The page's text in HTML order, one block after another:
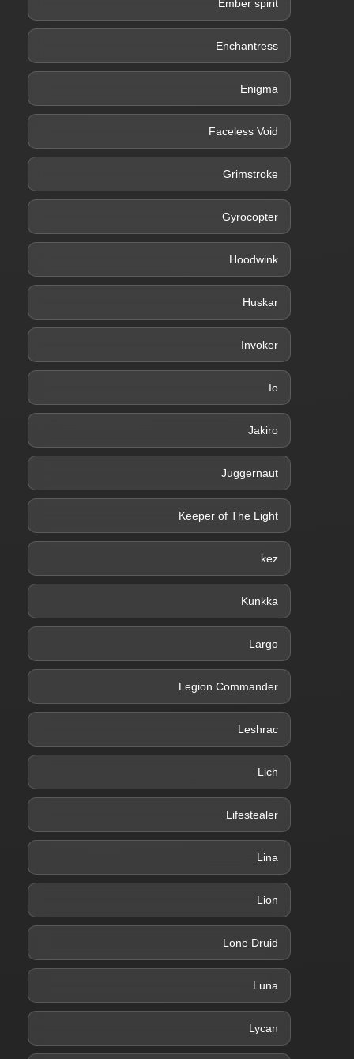
Ember spirit
Enchantress
Enigma
Faceless Void
Grimstroke
Gyrocopter
Hoodwink
Huskar
Invoker
Io
Jakiro
Juggernaut
Keeper of The Light
kez
Kunkka
Largo
Legion Commander
Leshrac
Lich
Lifestealer
Lina
Lion
Lone Druid
Luna
Lycan